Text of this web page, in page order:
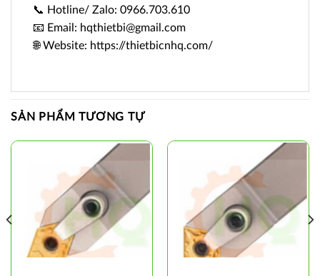
📞 Hotline/ Zalo: 0966.703.610
📧 Email: hqthietbi@gmail.com
🌐 Website: https://thietbicnhq.com/
SẢN PHẨM TƯƠNG TỰ